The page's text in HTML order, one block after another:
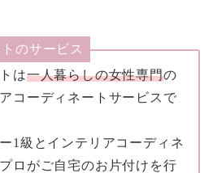
のサービス
は一人暮らしの女性専門の
コーディネートサービスで
1級とインテリアコーディネ
ロがご自宅のお片付けを行